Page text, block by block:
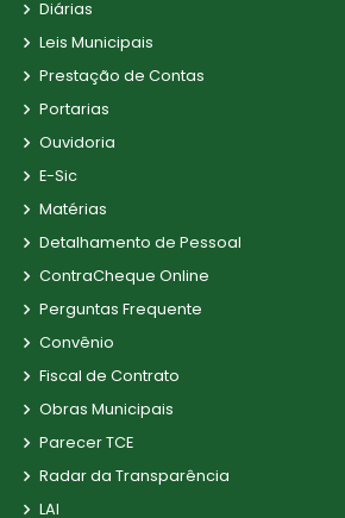
Diárias
Leis Municipais
Prestação de Contas
Portarias
Ouvidoria
E-Sic
Matérias
Detalhamento de Pessoal
ContraCheque Online
Perguntas Frequente
Convênio
Fiscal de Contrato
Obras Municipais
Parecer TCE
Radar da Transparência
LAI